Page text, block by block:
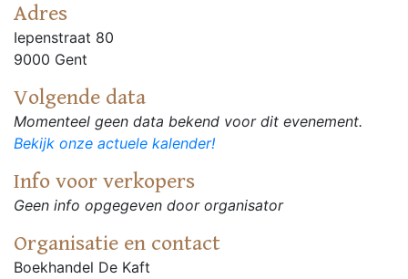
Adres
Iepenstraat 80
9000 Gent
Volgende data
Momenteel geen data bekend voor dit evenement.
Bekijk onze actuele kalender!
Info voor verkopers
Geen info opgegeven door organisator
Organisatie en contact
Boekhandel De Kaft